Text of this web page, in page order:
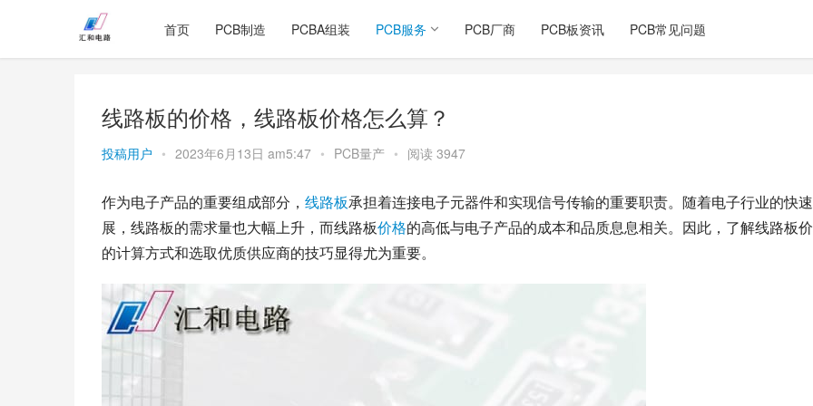
首页 PCB制造 PCBA组装 PCB服务 PCB厂商 PCB板资讯 PCB常见问题
线路板的价格，线路板价格怎么算？
投稿用户 • 2023年6月13日 am5:47 • PCB量产 • 阅读 3947
作为电子产品的重要组成部分， 线路板承担着连接电子元器件和实现信号传输的重要职责。随着电子行业的快
展，线路板的需求量也大幅上升，而线路板价格的高低与电子产品的成本和品质息息相关。因此，了解线路板
的计算方式和选取优质供应商的技巧显得尤为重要。